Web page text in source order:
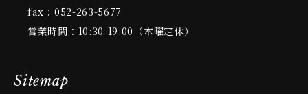
fax：052-263-5677
営業時間：10:30-19:00（木曜定休）
Sitemap